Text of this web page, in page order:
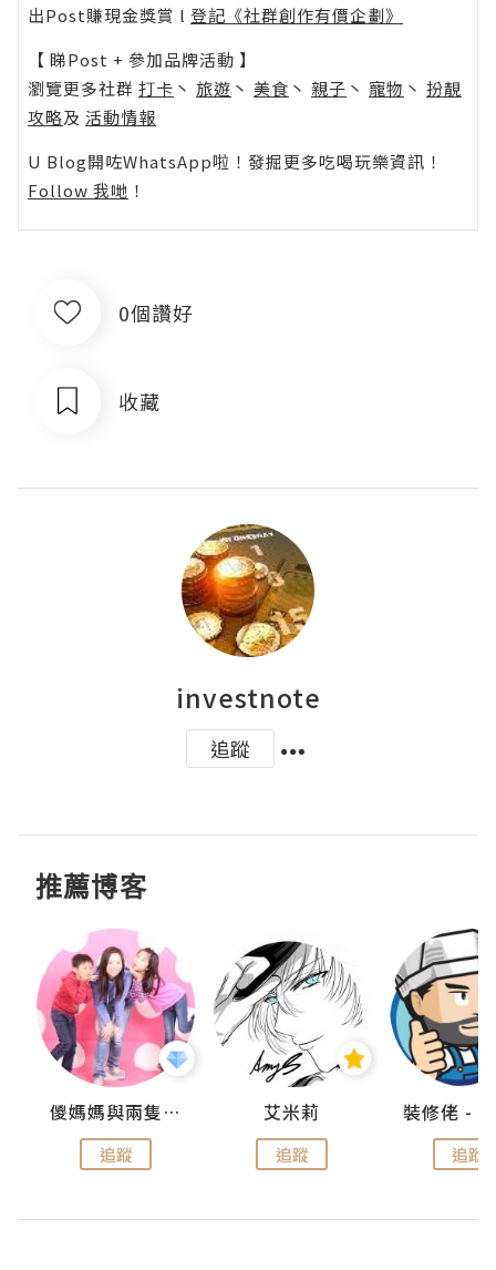
出Post賺現金獎賞 l 登記《社群創作有價企劃》
【 睇Post + 參加品牌活動 】
瀏覽更多社群 打卡 丶 旅遊 丶 美食 丶 親子 丶 寵物 丶 扮靚
攻略及 活動情報
U Blog開咗WhatsApp啦！發掘更多吃喝玩樂資訊！
Follow 我哋 ！
0個讚好
收藏
investnote
追蹤
推薦博客
儍媽媽與兩隻小魔怪之家
追蹤
艾米莉
追蹤 追蹤